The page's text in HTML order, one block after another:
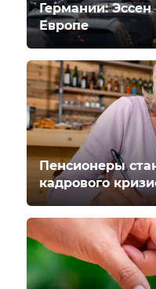
Германии:
Европе
Пенсионеры
кадрового